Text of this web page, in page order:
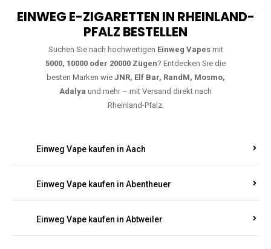
EINWEG E-ZIGARETTEN IN RHEINLAND-
PFALZ BESTELLEN
Suchen Sie nach hochwertigen Einweg Vapesmit
5000, 10000 oder 20000 Zügen? Entdecken Sie die
besten Marken wie JNR, Elf Bar, RandM, Mosmo,
Adalya und mehr – mit Versand direkt nach
Rheinland-Pfalz.
Einweg Vape kaufen in Aach
Einweg Vape kaufen in Abentheuer
Einweg Vape kaufen in Abtweiler